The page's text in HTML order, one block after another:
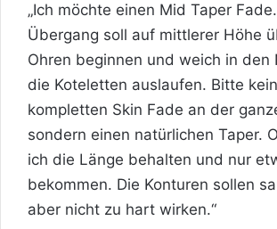
„Ich möchte einen Mid Taper
Übergang soll auf mittlerer Höhe
Ohren beginnen und weich in den
die Koteletten auslaufen. Bitte
kompletten Skin Fade an der
sondern einen natürlichen Taper.
ich die Länge behalten und nur
bekommen. Die Konturen sollen
aber nicht zu hart wirken.“